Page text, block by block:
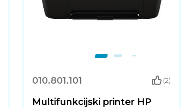
010.801.101 (2)
Multifunkcijski printer HP